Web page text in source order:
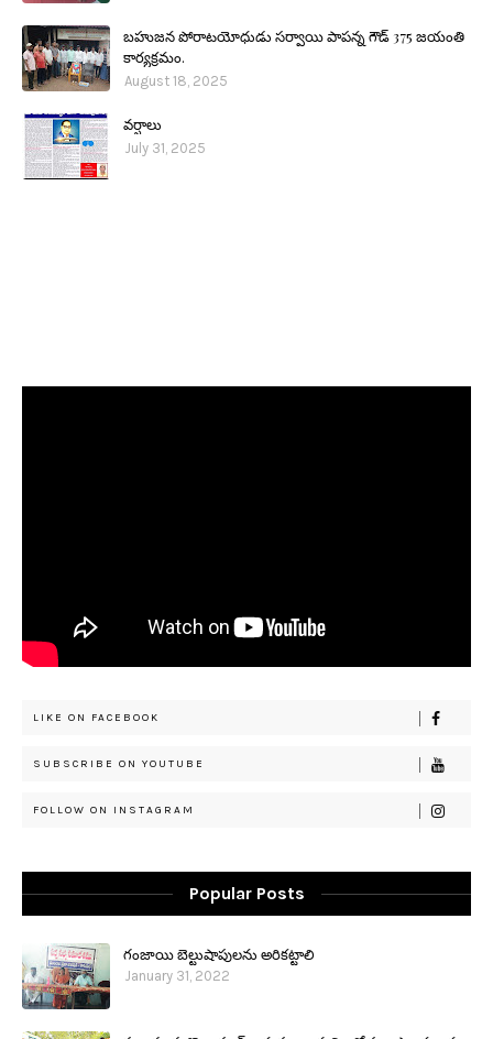
బహుజన పోరాటయోధుడు సర్వాయి పాపన్న గౌడ్ 375 జయంతి
కార్యక్రమం.
August 18, 2025
వర్షాలు
July 31, 2025
LIKE ON FACEBOOK
SUBSCRIBE ON YOUTUBE
FOLLOW ON INSTAGRAM
Popular Posts
గంజాయి బెల్టుషాపులను అరికట్టాలి
January 31, 2022